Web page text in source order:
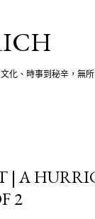
化、時事到秘辛，無
| A
2